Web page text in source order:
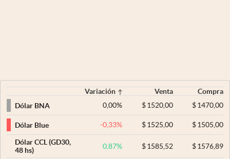
Variación Venta
Compra
Dólar BNA
0,00% $ 1520,00 $1470,00
Dólar Blue -0,33% $ 1525,00 $1505,00
Dólar CCL (GD30,
48 hs)
0,87% $ 1585,52 $1576,89